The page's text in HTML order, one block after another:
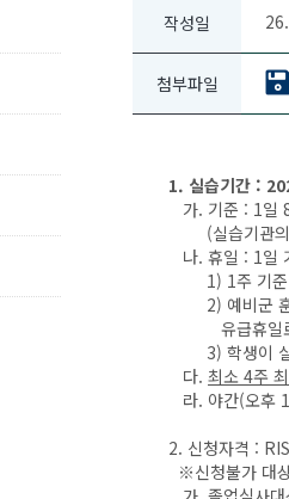
작성일
첨부파일
1. 실습기간 :
가. 기준 : 1일
(실습기관의
나. 휴일 : 1일
1) 1주 기준 1
2) 예비군 훈
유급휴일
3) 학생이 실
다. 최소 4주
라. 야간(오후
2. 신청자격 :
※신청불가 대